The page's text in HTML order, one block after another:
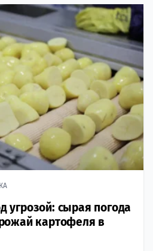
угрозой: сырая погода
картофеля в